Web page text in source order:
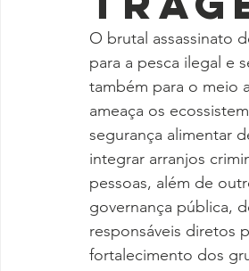
O brutal assassinato
para a pesca ilegal e
também para o meio
ameaça os
segurança alimentar
integrar arranjos
pessoas, além de
governança pública,
responsáveis diretos
fortalecimento dos